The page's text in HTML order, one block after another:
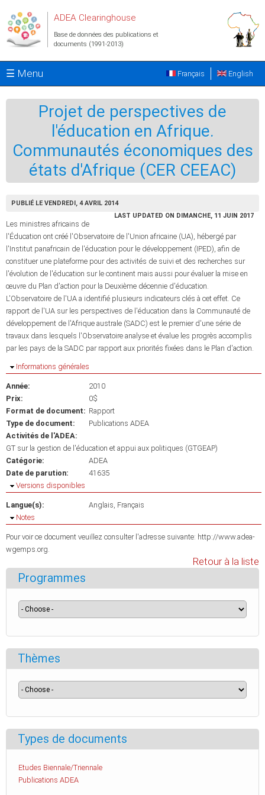
ADEA Clearinghouse
Base de données des publications et
documents (1991-2013)
☰ Menu English
Français
Projet de perspectives de
l'éducation en Afrique.
Communautés économiques des
états d'Afrique (CER CEEAC)
PUBLIÉ LE VENDREDI, 4 AVRIL 2014
LAST UPDATED ON DIMANCHE, 11 JUIN 2017
Les ministres africains de
l'Éducation ont créé l'Observatoire de l'Union africaine (UA), hébergé par
l'Institut panafricain de l'éducation pour le développement (IPED), afin de
constituer une plateforme pour des activités de suivi et des recherches sur
l'évolution de l'éducation sur le continent mais aussi pour évaluer la mise en
œuvre du Plan d'action pour la Deuxième décennie d'éducation.
L'Observatoire de l'UA a identifié plusieurs indicateurs clés à cet effet. Ce
rapport de l'UA sur les perspectives de l'éducation dans la Communauté de
développement de l'Afrique australe (SADC) est le premier d'une série de
travaux dans lesquels l'Observatoire analyse et évalue les progrès accomplis
par les pays de la SADC par rapport aux priorités fixées dans le Plan d'action.
Masquer
Informations générales
Année:
2010
Prix:
0$
Format de document: Rapport
Type de document:
Publications ADEA
Activités de l'ADEA:
GT sur la gestion de l'éducation et appui aux politiques (GTGEAP)
Catégorie:
ADEA
Date de parution:
41635
Masquer
Versions disponibles
Langue(s): Anglais Français
Masquer
Notes
Pour voir ce document veuillez consulter l'adresse suivante: http://www.adea-
wgemps.org.
Retour à la liste
Programmes
Thèmes
Types de documents
Etudes Biennale/Triennale
Publications ADEA